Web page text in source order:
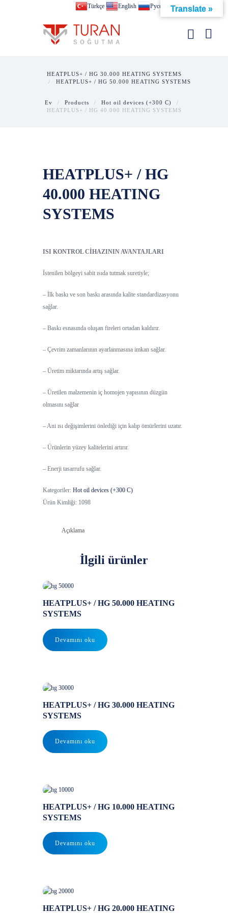
Türkçe English Pусский
HEATPLUS+ / HG 30.000 HEATING SYSTEMS
HEATPLUS+ / HG 50.000 HEATING SYSTEMS
Ev Products
Hot oil devices (+300 C)
HEATPLUS+ / HG 40.000 HEATING SYSTEMS
HEATPLUS+ / HG
40.000 HEATING
SYSTEMS
ISI KONTROL CİHAZININ AVANTAJLARI
İstenilen bölgeyi sabit ısıda tutmak suretiyle;
– İlk baskı ve son baskı arasında kalite standardizasyonu
sağlar.
– Baskı esnasında oluşan fireleri ortadan kaldırır.
– Çevrim zamanlarının ayarlanmasına imkan sağlar.
– Üretim miktarında artış sağlar.
– Üretilen malzemenin iç homojen yapısının düzgün
olmasını sağlar
– Ani ısı değişimlerini önlediği için kalıp ömürlerini uzatır.
– Ürünlerin yüzey kalitelerini artırır.
– Enerji tasarrufu sağlar.
Kategoriler: Hot oil devices (+300 C)
Ürün Kimliği: 1098
Açıklama
İlgili ürünler
HEATPLUS+ / HG 50.000 HEATING
SYSTEMS
Devamını oku
HEATPLUS+ / HG 30.000 HEATING
SYSTEMS
Devamını oku
HEATPLUS+ / HG 10.000 HEATING
SYSTEMS
Devamını oku
HEATPLUS+ / HG 20.000 HEATING
Translate »